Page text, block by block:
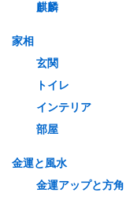
麒麟
家相
玄関
トイレ
インテリア
部屋
金運と風水
金運アップと方角